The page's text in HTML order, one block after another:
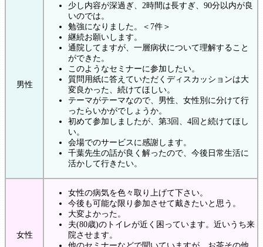
男性
少し内容が深過ぎ、2時間は長すぎ、90分以内が良
いのでは。
勉強になりました。＜7件＞
継続お願いします。
通院してますが、一層病状について理解すること
ができた。
このようなセミナーに参加したい。
質問用紙に答えていただくディスカッションは大
変良かった、続けてほしい。
テーマがテーマなので、男性、女性別に分けて行
ったらいかがでしょうか。
初めて参加しましたが、第3回、4回と続けてほし
い。
会場でのサービスに感謝します。
千葉先生の話が良く解ったので、今後日常生活に
活かして行きたい。
女性
女性の病気を色々取り上げて下さい。
今後も可能な限り参加させて戴きたいと思う。
大変よかった。
夫(80歳)のトイレが近く困っています。近いうち来
院させます。